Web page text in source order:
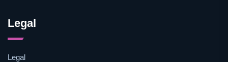
Legal
Legal